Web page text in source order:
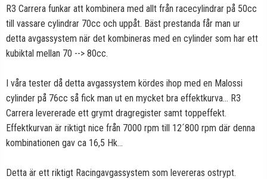
R3 Carrera funkar att kombinera med allt från racecylindrar på 50cc
till vassare cylindrar 70cc och uppåt. Bäst prestanda får man ur
detta avgassystem när det kombineras med en cylinder som har ett
kubiktal mellan 70 --> 80cc.
I våra tester då detta avgassystem kördes ihop med en Malossi
cylinder på 76cc så fick man ut en mycket bra effektkurva... R3
Carrera levererade ett grymt dragregister samt toppeffekt.
Effektkurvan är riktigt nice från 7000 rpm till 12´800 rpm där denna
kombinationen gav ca 16,5 Hk...
Detta är ett riktigt Racingavgassystem som levereras ostrypt.